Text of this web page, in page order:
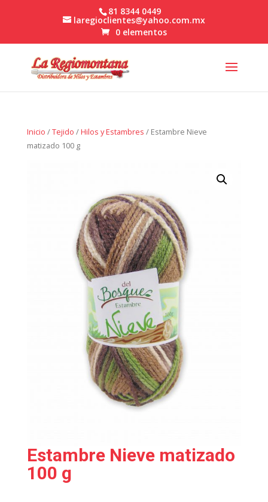
81 8344 0449
laregioclientes@yahoo.com.mx
0 elementos
Inicio /Tejido /Hilos y Estambres / Estambre Nieve
matizado 100 g
Estambre Nieve matizado
100 g